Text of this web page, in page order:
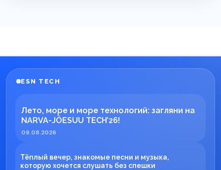
ESN TECH
Лето, море и море технологий: загляни на
NARVA-JÕESUU TECH’26!
09.08.2026
Тёплый вечер, знакомые песни и музыка,
которую хочется слушать без спешки